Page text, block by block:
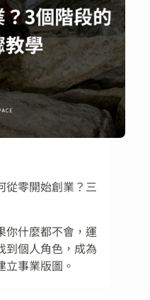
從零開始創業？三
你什麼都不會，運
到個人角色，成為
事業版圖。